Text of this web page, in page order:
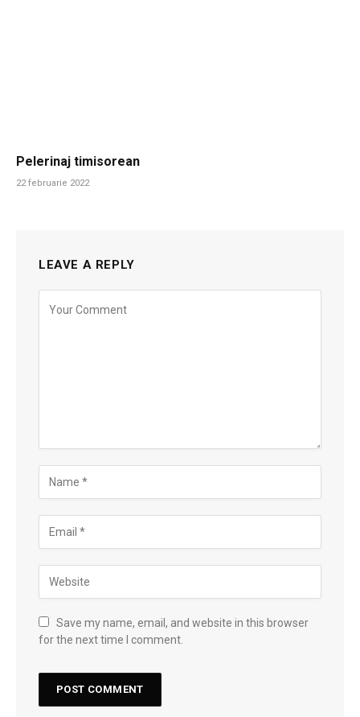
Pelerinaj timisorean
22 februarie 2022
LEAVE A REPLY
Save my name, email, and website in this browser
for the next time I comment.